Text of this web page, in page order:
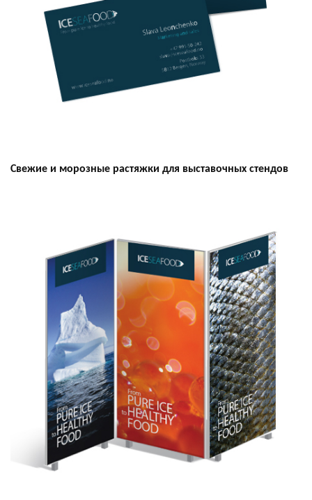
Свежие и морозные растяжки для выставочных стендов